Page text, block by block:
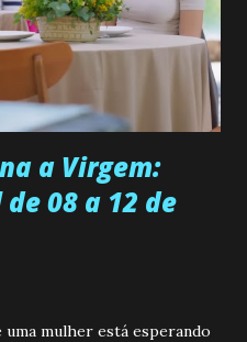
criativa e
uma ótima amiga. Pode ser
decide fazer algo.
ela é inseminada por eng...
a Virgem:
08 a 12 de
mulher está esperando